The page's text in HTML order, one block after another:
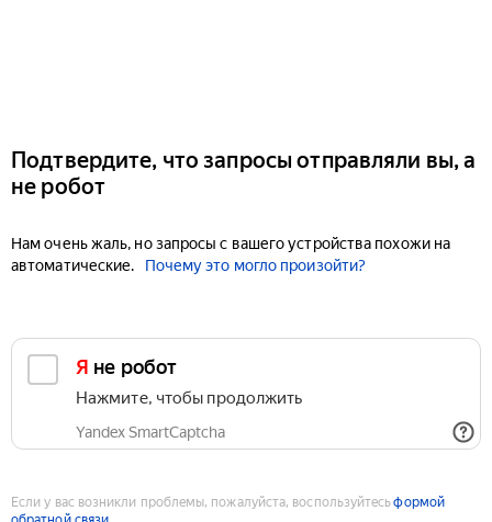
Подтвердите, что запросы отправляли вы, а
не робот
Нам очень жаль, но запросы с вашего устройства похожи на
автоматические.
Почему это могло произойти?
Я не робот
Нажмите, чтобы продолжить
Yandex SmartCaptcha
Если у вас возникли проблемы, пожалуйста, воспользуйтесьформой